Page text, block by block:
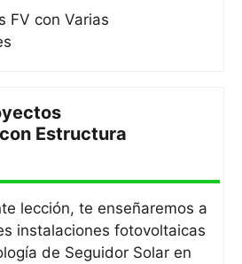
FV con Varias
Estructura
con
lección, te enseñaremos a
instalaciones fotovoltaicas
de Seguidor Solar en